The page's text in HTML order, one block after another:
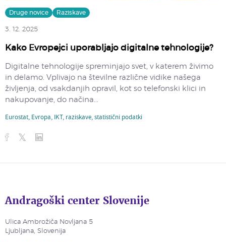
Druge novice Raziskave
3. 12. 2025
Kako Evropejci uporabljajo digitalne tehnologije?
Digitalne tehnologije spreminjajo svet, v katerem živimo
in delamo. Vplivajo na številne različne vidike našega
življenja, od vsakdanjih opravil, kot so telefonski klici in
nakupovanje, do načina...
Eurostat, Evropa, IKT, raziskave,statistični podatki
Andragoški center Slovenije
Ulica Ambrožiča Novljana 5
Ljubljana, Slovenija